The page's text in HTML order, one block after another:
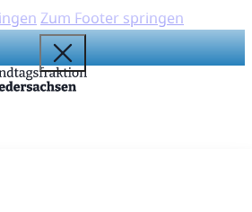
Zum Footer springen